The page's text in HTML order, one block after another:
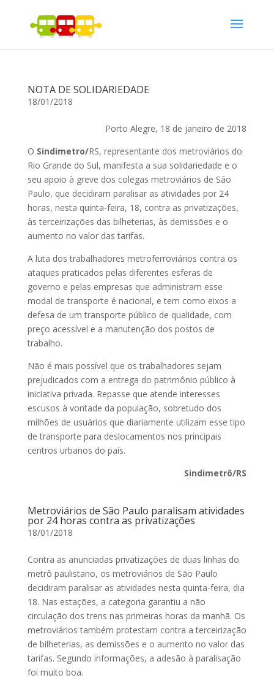
NOTA DE SOLIDARIEDADE
18/01/2018
Porto Alegre, 18 de janeiro de 2018
O Sindimetro/RS, representante dos metroviários do
Rio Grande do Sul, manifesta a sua solidariedade e o
seu apoio à greve dos colegas metroviários de São
Paulo, que decidiram paralisar as atividades por 24
horas, nesta quinta-feira, 18, contra as privatizações,
às terceirizações das bilheterias, às demissões e o
aumento no valor das tarifas.
A luta dos trabalhadores metroferroviários contra os
ataques praticados pelas diferentes esferas de
governo e pelas empresas que administram esse
modal de transporte é nacional, e tem como eixos a
defesa de um transporte público de qualidade, com
preço acessível e a manutenção dos postos de
trabalho.
Não é mais possível que os trabalhadores sejam
prejudicados com a entrega do patrimônio público à
iniciativa privada. Repasse que atende interesses
escusos à vontade da população, sobretudo dos
milhões de usuários que diariamente utilizam esse tipo
de transporte para deslocamentos nos principais
centros urbanos do país.
Sindimetrô/RS
Metroviários de São Paulo paralisam atividades
por 24 horas contra as privatizações
18/01/2018
Contra as anunciadas privatizações de duas linhas do
metrô paulistano, os metroviários de São Paulo
decidiram paralisar as atividades nesta quinta-feira, dia
18. Nas estações, a categoria garantiu a não
circulação dos trens nas primeiras horas da manhã. Os
metroviários também protestam contra a terceirização
de bilheterias, as demissões e o aumento no valor das
tarifas. Segundo informações, a adesão à paralisação
foi muito boa.